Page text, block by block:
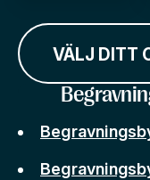
VÄLJ DITT